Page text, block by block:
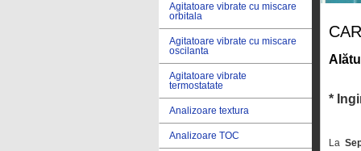
Agitatoare vibrate cu miscare
orbitala
Agitatoare vibrate cu miscare
oscilanta
Agitatoare vibrate
termostatate
Analizoare textura
Analizoare TOC
*
La